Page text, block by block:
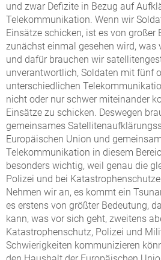
und zwar Defizite in Bezug auf
Telekommunikation. Wenn wir
Einsätze schicken, ist es von großer
zunächst einmal gesehen wird, was
und dafür brauchen wir
unverantwortlich, Soldaten mit fünf
unterschiedlichen
nicht oder nur schwer miteinander
Einsätze zu schicken. Deswegen
gemeinsames
Europäischen Union und
Telekommunikation in diesem
besonders wichtig, weil genau die
Polizei und bei
Nehmen wir an, es kommt ein
es erstens von größter Bedeutung,
kann, was vor sich geht, zweitens
Katastrophenschutz, Polizei und
Schwierigkeiten kommunizieren